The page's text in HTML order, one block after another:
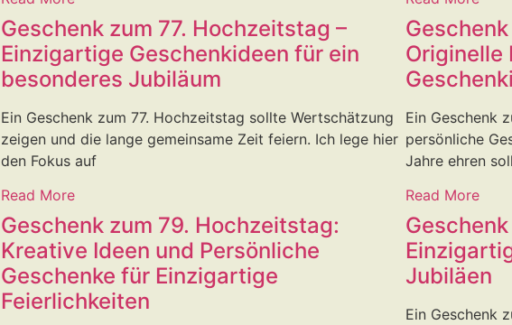
Geschenk zum 77. Hochzeitstag –
Einzigartige Geschenkideen für ein
besonderes Jubiläum
Ein Geschenk zum 77. Hochzeitstag sollte Wertschätzung
zeigen und die lange gemeinsame Zeit feiern. Ich lege hier
den Fokus auf
Read More
Originelle
Ein Geschenk
persönliche
Jahre ehren
Read More
Geschenk zum 79. Hochzeitstag:
Kreative Ideen und Persönliche
Geschenke für Einzigartige
Feierlichkeiten
Jubiläen
Ein Geschenk